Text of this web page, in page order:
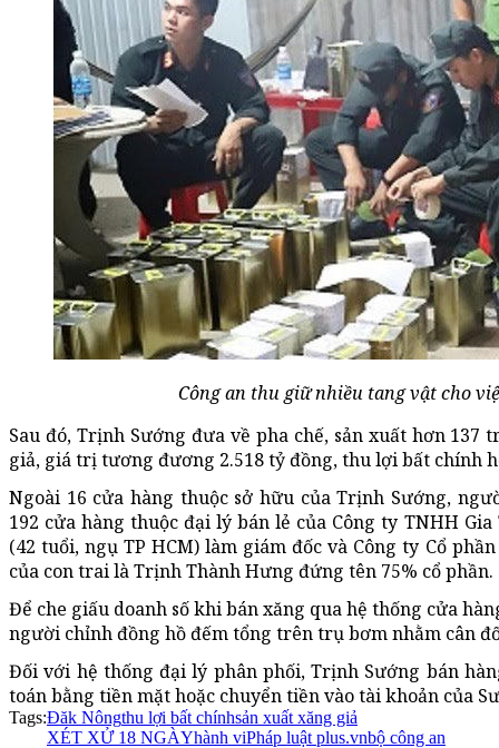
Công an thu giữ nhiều tang vật cho
Sau đó, Trịnh Sướng đưa về pha chế, sản xuất hơn
giả, giá trị tương đương 2.518 tỷ đồng, thu lợi bất chính
Ngoài 16 cửa hàng thuộc sở hữu của Trịnh Sướng,
192 cửa hàng thuộc đại lý bán lẻ của Công ty TNHH
(42 tuổi, ngụ TP HCM) làm giám đốc và Công ty Cổ
của con trai là Trịnh Thành Hưng đứng tên 75% cổ phần.
Để che giấu doanh số khi bán xăng qua hệ thống cửa
người chỉnh đồng hồ đếm tổng trên trụ bơm nhằm cân
Đối với hệ thống đại lý phân phối, Trịnh Sướng bán
toán bằng tiền mặt hoặc chuyển tiền vào tài khoản của
Tags:Đăk Nôngthu lợi bất chínhsản xuất xăng giả
XÉT XỬ 18 NGÀYhành viPháp luật plus.vnbộ công an